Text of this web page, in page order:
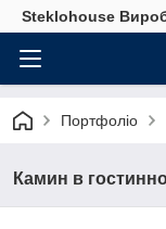
Steklohouse
Портфоліо
Камин в